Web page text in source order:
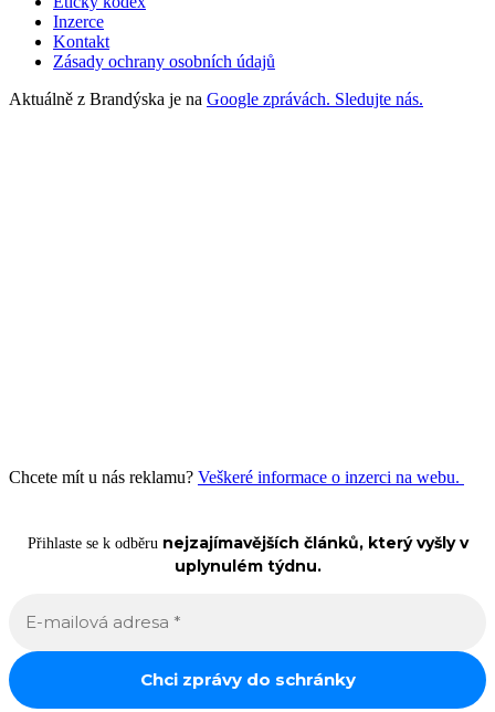
Inzerce
Kontakt
Zásady ochrany osobních údajů
Aktuálně z Brandýska je na Google zprávách. Sledujte nás.
Chcete mít u nás reklamu? Veškeré informace o inzerci na webu.
Přihlaste se k odběru nejzajímavějších článků, který vyšly v
uplynulém týdnu.